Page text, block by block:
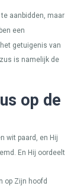
aanbidden, maar
een
getuigenis van
is namelijk de
op de
wit paard, en Hij
En Hij oordeelt
op Zijn hoofd